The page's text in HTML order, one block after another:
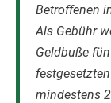
Betroffenen
Als Gebühr
Geldbuße
mindestens